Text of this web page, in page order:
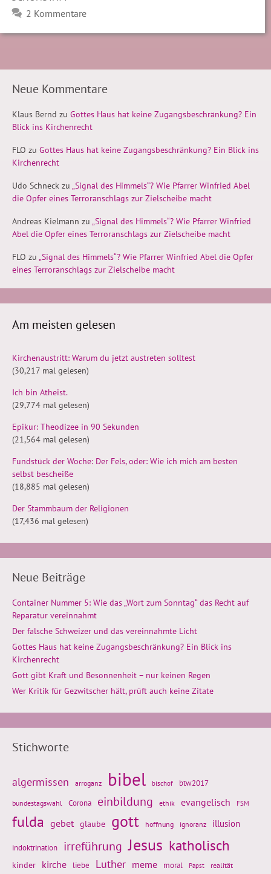
2 Kommentare
Neue Kommentare
Klaus Bernd zu Gottes Haus hat keine Zugangsbeschränkung? Ein
Blick ins Kirchenrecht
FLO zu Gottes Haus hat keine Zugangsbeschränkung? Ein Blick ins
Kirchenrecht
Udo Schneck zu „Signal des Himmels“? Wie Pfarrer Winfried Abel
die Opfer eines Terroranschlags zur Zielscheibe macht
Andreas Kielmann zu „Signal des Himmels“? Wie Pfarrer Winfried
Abel die Opfer eines Terroranschlags zur Zielscheibe macht
FLO zu „Signal des Himmels“? Wie Pfarrer Winfried Abel die Opfer
eines Terroranschlags zur Zielscheibe macht
Am meisten gelesen
Kirchenaustritt: Warum du jetzt austreten solltest
(30,217 mal gelesen)
Ich bin Atheist.
(29,774 mal gelesen)
Epikur: Theodizee in 90 Sekunden
(21,564 mal gelesen)
Fundstück der Woche: Der Fels, oder: Wie ich mich am besten
selbst bescheiße
(18,885 mal gelesen)
Der Stammbaum der Religionen
(17,436 mal gelesen)
Neue Beiträge
Container Nummer 5: Wie das „Wort zum Sonntag“ das Recht auf
Reparatur vereinnahmt
Der falsche Schweizer und das vereinnahmte Licht
Gottes Haus hat keine Zugangsbeschränkung? Ein Blick ins
Kirchenrecht
Gott gibt Kraft und Besonnenheit – nur keinen Regen
Wer Kritik für Gezwitscher hält, prüft auch keine Zitate
Stichworte
algermissen arroganz bibel bischof btw2017
bundestagswahl Corona einbildung ethik evangelisch FSM
fulda gebet glaube gott hoffnung ignoranz illusion
indoktrination irreführung Jesus katholisch
kinder kirche liebe Luther meme moral Papst realität